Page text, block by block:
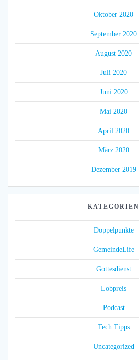
Oktober 2020
September 2020
August 2020
Juli 2020
Juni 2020
Mai 2020
April 2020
März 2020
Dezember 2019
KATEGORIEN
Doppelpunkte
GemeindeLife
Gottesdienst
Lobpreis
Podcast
Tech Tipps
Uncategorized